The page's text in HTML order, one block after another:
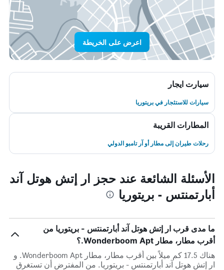
اعرض على الخريطة
سيارت ايجار
سيارات للاستئجار في بريتوريا
المطارات القريبة
رحلات طيران إلى مطار أو آر تامبو الدولي
الأسئلة الشائعة عند حجز ار إتش هوتل آند
أبارتمنتس - بريتوريا
ما مدى قرب ار إتش هوتل آند أبارتمنتس - بريتوريا من
أقرب مطار، مطار Wonderboom Apt.؟
هناك 17.5 كم ميلاً بين أقرب مطار، مطار Wonderboom Apt. و
ار إتش هوتل آند أبارتمنتس - بريتوريا. من المفترض أن تستغرق